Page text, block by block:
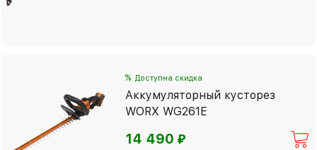
% Доступна скидка
Аккумуляторный кусторез
WORX WG261E
14 490⃏